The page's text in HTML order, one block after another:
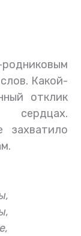
Какой-
отклик
захватило